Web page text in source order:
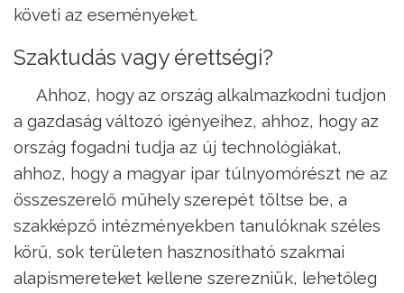
követi az eseményeket.
Szaktudás vagy érettségi?
Ahhoz, hogy az ország alkalmazkodni tudjon
a gazdaság változó igényeihez, ahhoz, hogy az
ország fogadni tudja az új technológiákat,
ahhoz, hogy a magyar ipar túlnyomórészt ne az
összeszerelő műhely szerepét töltse be, a
szakképző intézményekben tanulóknak széles
körű, sok területen hasznosítható szakmai
alapismereteket kellene szerezniük, lehetőleg